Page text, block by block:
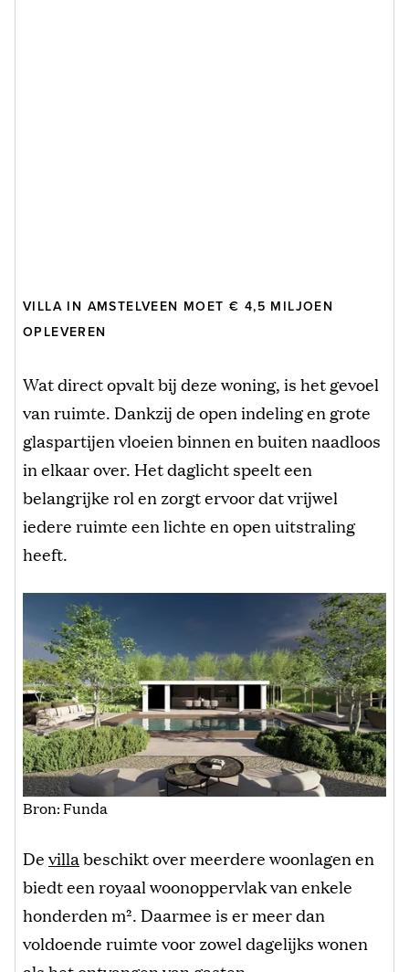
VILLA IN AMSTELVEEN MOET € 4,5 MILJOEN
OPLEVEREN
Wat direct opvalt bij deze woning, is het gevoel
van ruimte. Dankzij de open indeling en grote
glaspartijen vloeien binnen en buiten naadloos
in elkaar over. Het daglicht speelt een
belangrijke rol en zorgt ervoor dat vrijwel
iedere ruimte een lichte en open uitstraling
heeft.
Bron: Funda
Devillabeschikt over meerdere woonlagen en
biedt een royaal woonoppervlak van enkele
honderden m². Daarmee is er meer dan
voldoende ruimte voor zowel dagelijks wonen